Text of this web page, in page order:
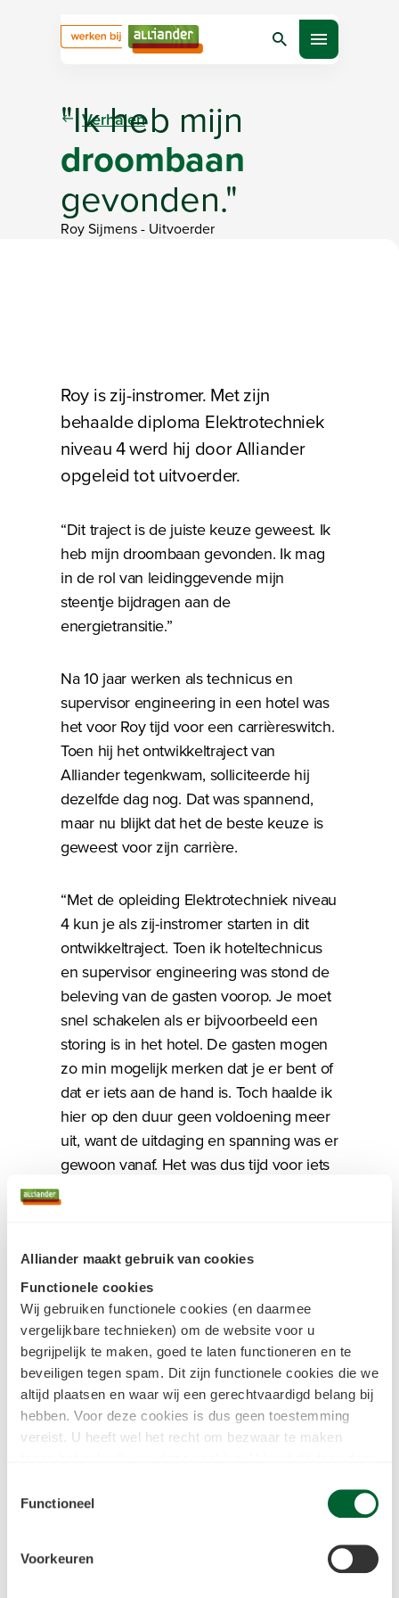
Alliander maakt gebruik van cookies
Functionele cookies
Wij gebruiken functionele cookies (en daarmee
vergelijkbare technieken) om de website voor u
begrijpelijk te maken, goed te laten functioneren en te
beveiligen tegen spam. Dit zijn functionele cookies die we
altijd plaatsen en waar wij een gerechtvaardigd belang bij
hebben. Voor deze cookies is dus geen toestemming
vereist. U heeft wel het recht om bezwaar te maken
de link "bezwaar maken" te klikken. Meer informatie over
Functioneel
Voorkeuren
ZoekenOpen menu
Verhalen
"Ik heb mijn
droombaan
gevonden."
Roy Sijmens- Uitvoerder
Roy is zij-instromer. Met zijn
behaalde diploma Elektrotechniek
niveau 4 werd hij door Alliander
opgeleid tot uitvoerder.
“Dit traject is de juiste keuze geweest. Ik
heb mijn droombaan gevonden. Ik mag
in de rol van leidinggevende mijn
steentje bijdragen aan de
energietransitie.”
Na 10 jaar werken als technicus en
supervisor engineering in een hotel was
het voor Roy tijd voor een carrièreswitch.
Toen hij het ontwikkeltraject van
Alliander tegenkwam, solliciteerde hij
dezelfde dag nog. Dat was spannend,
maar nu blijkt dat het de beste keuze is
geweest voor zijn carrière.
“Met de opleiding Elektrotechniek niveau
4 kun je als zij-instromer starten in dit
ontwikkeltraject. Toen ik hoteltechnicus
en supervisor engineering was stond de
beleving van de gasten voorop. Je moet
snel schakelen als er bijvoorbeeld een
storing is in het hotel. De gasten mogen
zo min mogelijk merken dat je er bent of
dat er iets aan de hand is. Toch haalde ik
hier op den duur geen voldoening meer
uit, want de uitdaging en spanning was er
gewoon vanaf. Het was dus tijd voor iets
De inhoud van het
traject is zo
interessant dat leren
weer leuk wordt.
Roy Sijmens• Uitvoerder
Het ontwikkeltraject
docenten geleidelijk opgeleid tot
groepje, zodat je het ‘terug-naar-de-